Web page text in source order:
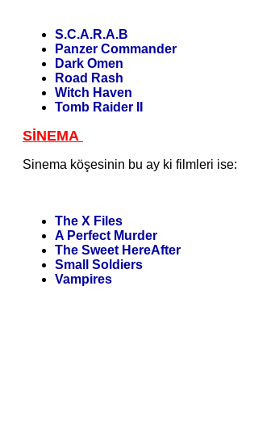
S.C.A.R.A.B
Panzer Commander
Dark Omen
Road Rash
Witch Haven
Tomb Raider II
SİNEMA
Sinema köşesinin bu ay ki filmleri ise:
The X Files
A Perfect Murder
The Sweet HereAfter
Small Soldiers
Vampires